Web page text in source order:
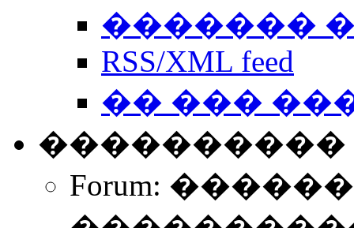
�������
RSS/XML feed
�� ���
����������
Forum: